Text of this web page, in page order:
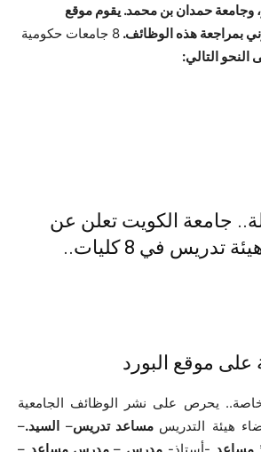
وجامعة حمدان بن محمد. يقوم موقع
8 جامعات حكومية
التالي:
جامعة الكويت تعلن عن
حاجتها لأعضاء هيئة تدريس في 8 كليات..
موقع البورد
يحرص على نشر الوظائف الجامعية
هيئة التدريس مساعد تدريس– السيد.–